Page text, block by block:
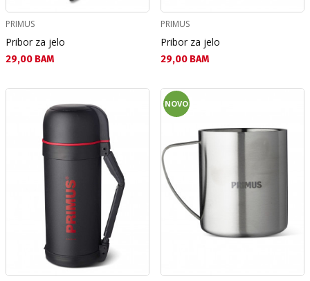
PRIMUS
Pribor za jelo
Текуща цена:
29,00 BAM
PRIMUS
Pribor za jelo
Текуща цена:
29,00 BAM
NOVO